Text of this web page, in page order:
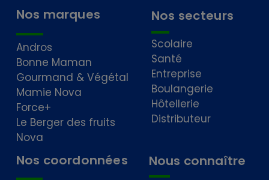
Nos marques
Andros
Bonne Maman
Gourmand & Végétal
Mamie Nova
Force+
Le Berger des fruits
Nova
Nos secteurs
Scolaire
Santé
Entreprise
Boulangerie
Hôtellerie
Distributeur
Nos coordonnées Nous connaître